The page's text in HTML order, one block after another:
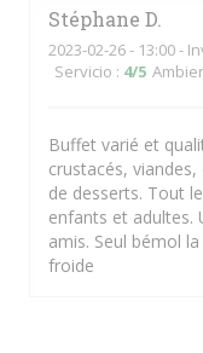
Stéphane D
2023-02-26- 13:00 -
Servicio : 4/5
Buffet varié et
crustacés,
de desserts. Tout
enfants et adultes.
amis. Seul bémol
froide